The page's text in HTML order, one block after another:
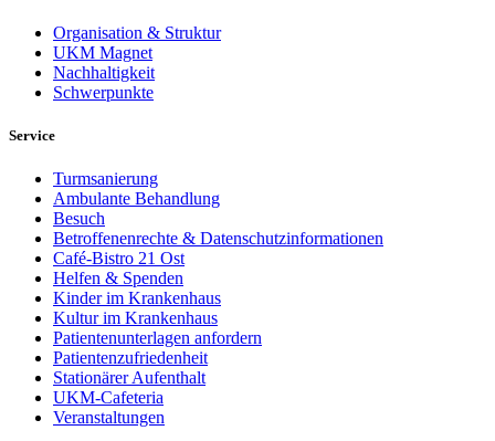
Organisation & Struktur
UKM Magnet
Nachhaltigkeit
Schwerpunkte
Service
Turmsanierung
Ambulante Behandlung
Besuch
Betroffenenrechte & Datenschutzinformationen
Café-Bistro 21 Ost
Helfen & Spenden
Kinder im Krankenhaus
Kultur im Krankenhaus
Patientenunterlagen anfordern
Patientenzufriedenheit
Stationärer Aufenthalt
UKM-Cafeteria
Veranstaltungen